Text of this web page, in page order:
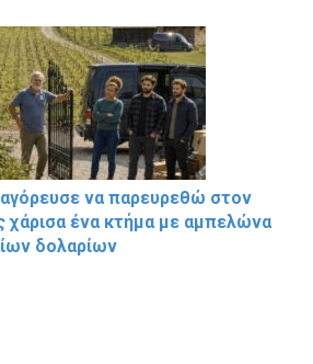
να παρευρεθώ στον
χάρισα ένα κτήμα με αμπελώνα
δολαρίων